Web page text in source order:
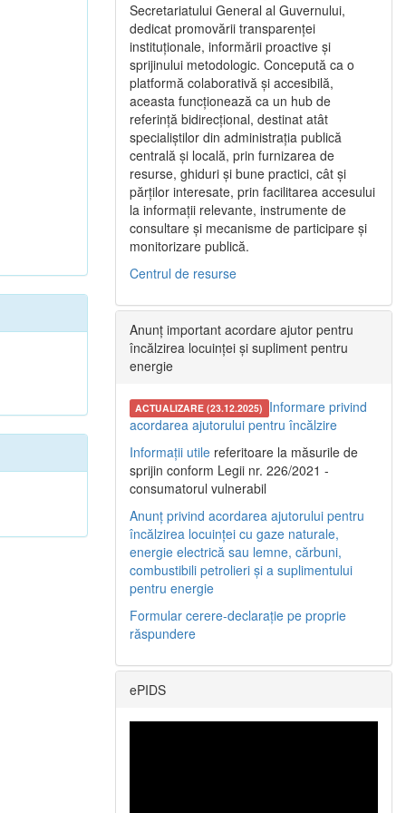
Secretariatului General al Guvernului,
dedicat promovării transparenței
instituționale, informării proactive și
sprijinului metodologic. Concepută ca o
platformă colaborativă și accesibilă,
aceasta funcționează ca un hub de
referință bidirecțional, destinat atât
specialiștilor din administrația publică
centrală și locală, prin furnizarea de
resurse, ghiduri și bune practici, cât și
părților interesate, prin facilitarea accesului
la informații relevante, instrumente de
consultare și mecanisme de participare și
monitorizare publică.
Centrul de resurse
Anunț important acordare ajutor pentru
încălzirea locuinței și supliment pentru
energie
ACTUALIZARE (23.12.2025) Informare privind
acordarea ajutorului pentru încălzire
Informații utile referitoare la măsurile de
sprijin conform Legii nr. 226/2021 -
consumatorul vulnerabil
Anunț privind acordarea ajutorului pentru
încălzirea locuinței cu gaze naturale,
energie electrică sau lemne, cărbuni,
combustibili petrolieri și a suplimentului
pentru energie
Formular cerere-declarație pe proprie
răspundere
ePIDS